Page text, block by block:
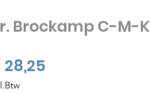
Brockamp C-M-K